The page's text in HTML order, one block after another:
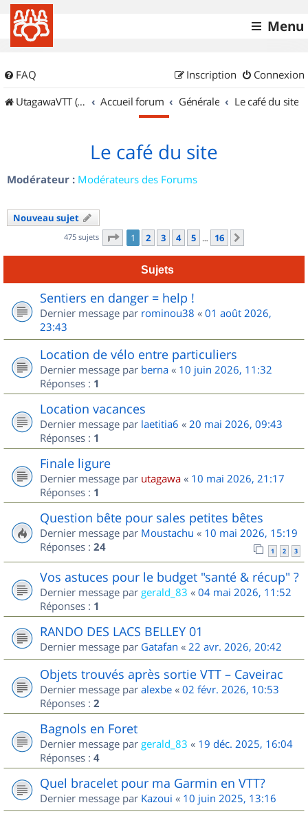
Menu
FAQ Connexion
Inscription
UtagawaVTT (Randos VTT et VTTAE avec traces GPS)
Accueil forum Générale Le café du site
Le café du site
Modérateur : Modérateurs des Forums
Nouveau sujet
475 sujets Page 1sur
1 2 3 4 5 … 16
Sujets
Sentiers en danger = help !
Dernier message par rominou38 « 01 août 2026,
23:43
Location de vélo entre particuliers
Dernier message par berna « 10 juin 2026, 11:32
Réponses : 1
Location vacances
Dernier message par laetitia6 « 20 mai 2026, 09:43
Réponses : 1
Finale ligure
Dernier message par utagawa « 10 mai 2026, 21:17
Réponses : 1
Question bête pour sales petites bêtes
Dernier message par Moustachu « 10 mai 2026, 15:19
Réponses : 24 1 2 3
Vos astuces pour le budget "santé & récup" ?
Dernier message par gerald_83 « 04 mai 2026, 11:52
Réponses : 1
RANDO DES LACS BELLEY 01
Dernier message par Gatafan « 22 avr. 2026, 20:42
Objets trouvés après sortie VTT – Caveirac
Dernier message par alexbe « 02 févr. 2026, 10:53
Réponses : 2
Bagnols en Foret
Dernier message par gerald_83 « 19 déc. 2025, 16:04
Réponses : 4
Quel bracelet pour ma Garmin en VTT?
Dernier message par Kazoui « 10 juin 2025, 13:16